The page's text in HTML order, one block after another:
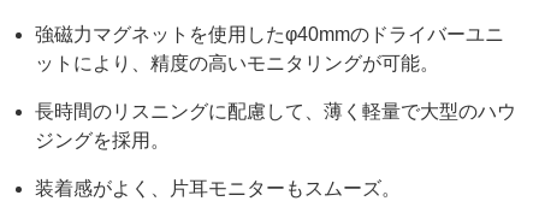
強磁力マグネットを使用したφ40mmのドライバーユニ
ットにより、精度の高いモニタリングが可能。
長時間のリスニングに配慮して、薄く軽量で大型のハウ
ジングを採用。
装着感がよく、片耳モニターもスムーズ。